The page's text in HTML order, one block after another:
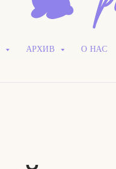
АРХИВ О НАС